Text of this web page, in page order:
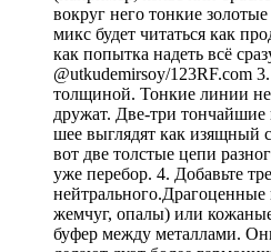
вокруг него тонкие
микс будет читаться как
как попытка надеть всё
@utkudemirsoy/123RF.com
толщиной. Тонкие линии
дружат. Две-три тончайшие
шее выглядят как изящный
вот две толстые цепи
уже перебор. 4. Добавьте
жемчуг, опалы) или
буфер между металлами.